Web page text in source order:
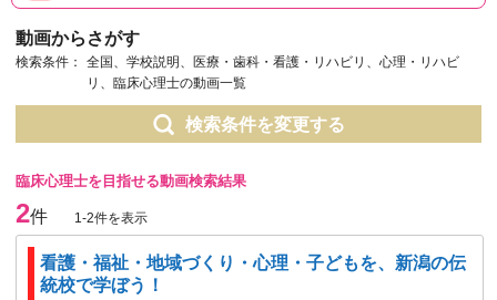
動画からさがす
検索条件：
全国、学校説明、医療・歯科・看護・リハビリ、心理・リハビ
リ、臨床心理士の動画一覧
検索条件を変更する
臨床心理士を目指せる動画検索結果
2件 1-2件を表示
看護・福祉・地域づくり・心理・子どもを、新潟の伝
統校で学ぼう！